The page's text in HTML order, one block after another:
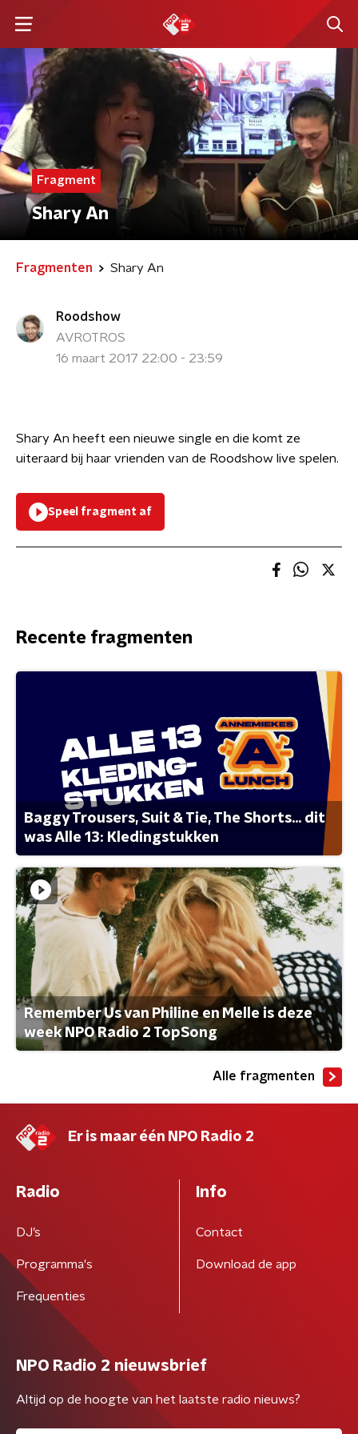
Fragment
Shary An
Fragmenten Shary An
Roodshow
AVROTROS
16 maart 2017 22:00 - 23:59
Shary An heeft een nieuwe single en die komt ze
uiteraard bij haar vrienden van de Roodshow live spelen.
Speel fragment af
Recente fragmenten
Baggy Trousers, Suit & Tie, The Shorts... dit
was Alle 13: Kledingstukken
Remember Us van Philine en Melle is deze
week NPO Radio 2 TopSong
Alle fragmenten
Er is maar één NPO Radio 2
Radio
DJ’s
Programma's
Frequenties
Info
Contact
Download de app
NPO Radio 2 nieuwsbrief
Altijd op de hoogte van het laatste radio nieuws?